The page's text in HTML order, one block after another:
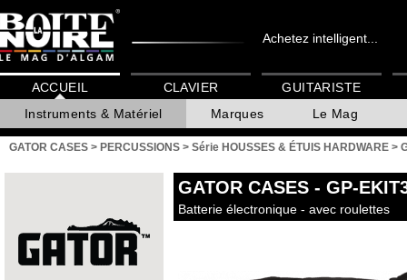
Achetez intelligent...
ACCUEIL
Instruments & Matériel
Marques Le Mag
CLAVIER GUITARISTE
GATOR CASES > PERCUSSIONS > Série HOUSSES & ÉTUIS HARDWARE >
GATOR CASES - GP-
Batterie électronique - avec roulettes